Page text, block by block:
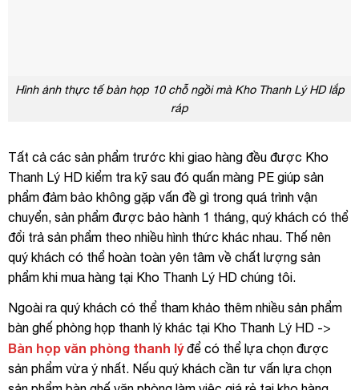
Hình ảnh thực tế bàn họp 10 chỗ ngồi mà Kho Thanh Lý HD lắp
ráp
Tất cả các sản phẩm trước khi giao hàng đều được Kho
Thanh Lý HD kiểm tra kỹ sau đó quấn màng PE giúp sản
phẩm đảm bảo không gặp vấn đề gì trong quá trình vận
chuyển, sản phẩm được bảo hành 1 tháng, quý khách có thể
đổi trả sản phẩm theo nhiều hình thức khác nhau. Thế nên
quý khách có thể hoàn toàn yên tâm về chất lượng sản
phẩm khi mua hàng tại Kho Thanh Lý HD chúng tôi.
Ngoài ra quý khách có thể tham khảo thêm nhiều sản phẩm
bàn ghế phòng họp thanh lý khác tại Kho Thanh Lý HD ->
Bàn họp văn phòng thanh lýđể có thể lựa chọn được
sản phẩm vừa ý nhất. Nếu quý khách cần tư vấn lựa chọn